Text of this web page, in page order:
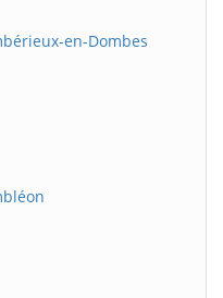
en-Dombes